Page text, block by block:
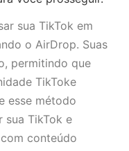
sua TikTok em
o AirDrop. Suas
permitindo que
TikToke
esse método
sua TikTok e
conteúdo